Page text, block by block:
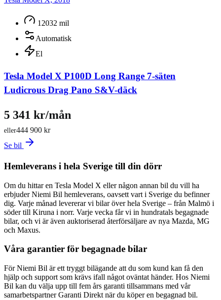
12032 mil
Automatisk
El
Tesla Model X P100D Long Range 7-säten
Ludicrous Drag Pano S&V-däck
444 900 kr
eller
5 341 kr/mån
Se bil
Hemleverans i hela Sverige till din dörr
Om du hittar en Tesla Model X eller någon annan bil du vill ha
erbjuder Niemi Bil hemleverans, oavsett vart i Sverige du befinner
dig. Varje månad levererar vi bilar över hela Sverige – från Malmö i
söder till Kiruna i norr. Varje vecka får vi in hundratals begagnade
bilar, och vi är även auktoriserad återförsäljare av nya Mazda, MG
och Maxus.
Våra garantier för begagnade bilar
För Niemi Bil är ett tryggt bilägande att du som kund kan få den
hjälp och support som krävs ifall något oväntat händer. Hos Niemi
Bil kan du välja upp till fem års garanti tillsammans med vår
samarbetspartner Garanti Direkt när du köper en begagnad bil.